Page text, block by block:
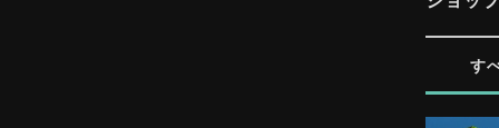
す